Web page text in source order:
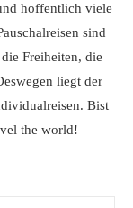
hoffentlich viele
sind
Freiheiten, die
liegt der
Bist
the world!